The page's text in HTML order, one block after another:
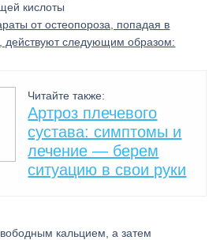
кислоты
от остеопороза, попадая в
действуют следующим образом:
Читайте также:
Артроз плечевого
сустава: симптомы и
лечение — берем
ситуацию в свои руки
кальцием, а затем